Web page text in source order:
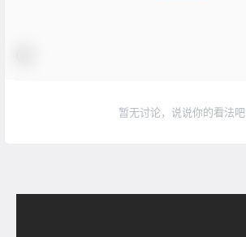
暂无讨论，说说你的看法吧